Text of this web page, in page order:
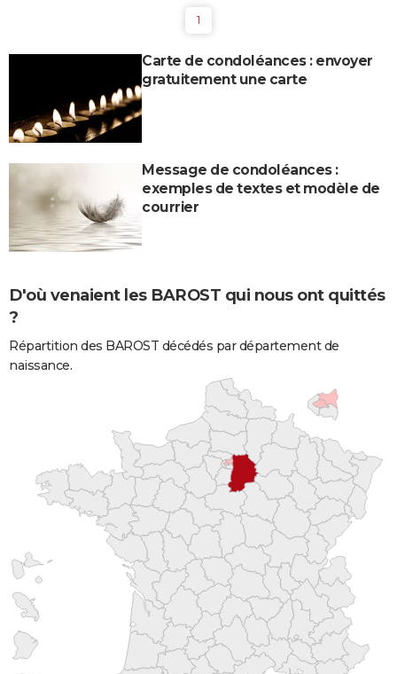
1
Carte de condoléances : envoyer
gratuitement une carte
Message de condoléances :
exemples de textes et modèle de
courrier
D'où venaient les BAROST qui nous ont quittés
?
Répartition des BAROST décédés par département de
naissance.